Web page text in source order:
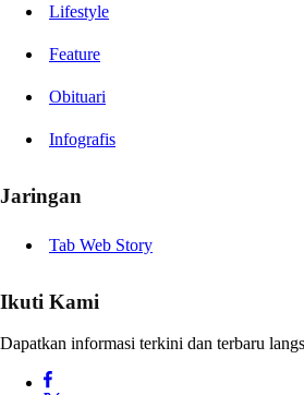
Lifestyle
Feature
Obituari
Infografis
Jaringan
Tab Web Story
Ikuti Kami
Dapatkan informasi terkini dan terbaru